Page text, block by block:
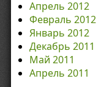
Апрель 2012
Февраль 2012
Январь 2012
Декабрь 2011
Май 2011
Апрель 2011